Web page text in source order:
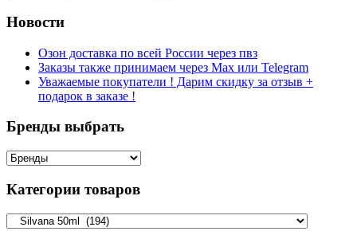
Новости
Озон доставка по всей России через пвз
Заказы также принимаем через Max или Telegram
Уважаемые покупатели ! Дарим скидку за отзыв +
подарок в заказе !
Бренды выбрать
Категории товаров